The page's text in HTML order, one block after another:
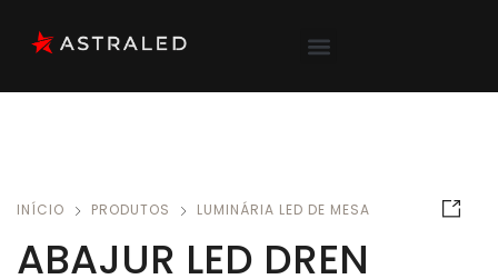
INÍCIO PRODUTOS LUMINÁRIA LED DE MESA
ABAJUR LED DREN